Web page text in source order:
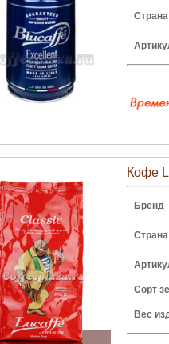
Кофе
Бренд
Сорт
Вес